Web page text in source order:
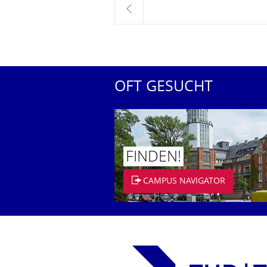
zurück
OFT GESUCHT
FINDEN!
CAMPUS NAVIGATOR